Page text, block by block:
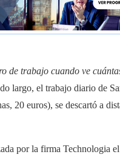
de trabajo cuando ve
largo, el trabajo diario de
20 euros), se descartó a
por la firma Technologia